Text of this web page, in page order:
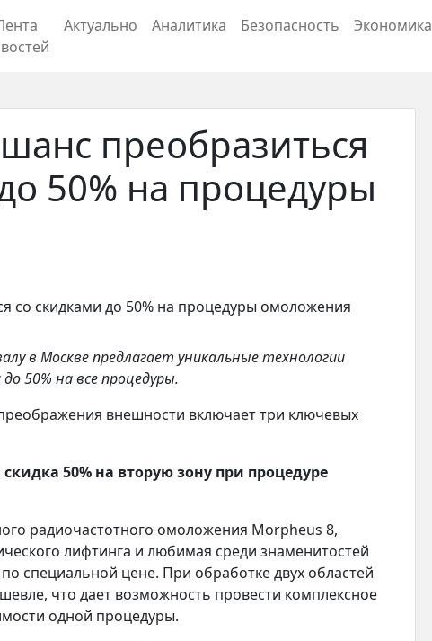
Актуально Аналитика Безопасность Экономика
преобразиться
50% на процедуры
в Москве предлагает уникальные технологии
50% на все процедуры.
внешности включает три ключевых
50% на вторую зону при процедуре
радиочастотного омоложения Morpheus 8,
лифтинга и любимая среди знаменитостей
специальной цене. При обработке двух областей
что дает возможность провести комплексное
одной процедуры.